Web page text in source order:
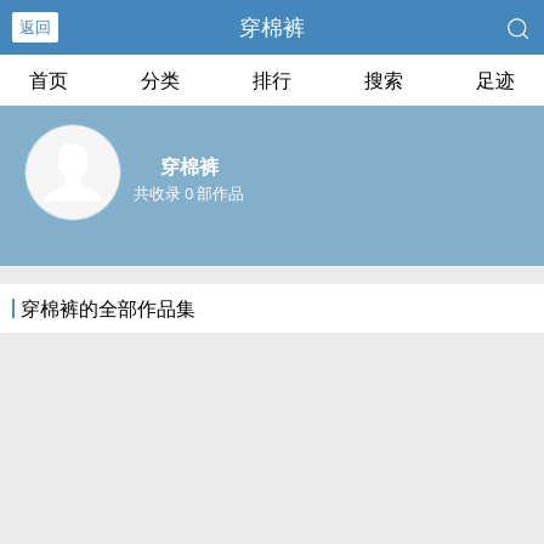
返回 穿棉裤
首页 分类 排行 搜索 足迹
穿棉裤
共收录 0 部作品
穿棉裤的全部作品集